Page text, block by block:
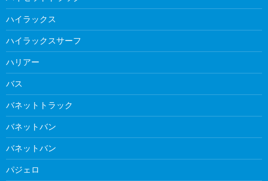
ハイラックス
ハイラックスサーフ
ハリアー
バス
バネットトラック
バネットバン
バネットバン
パジェロ